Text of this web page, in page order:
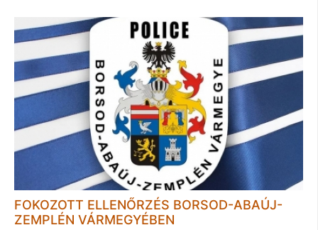
FOKOZOTT ELLENŐRZÉS BORSOD-ABAÚJ-
ZEMPLÉN VÁRMEGYÉBEN